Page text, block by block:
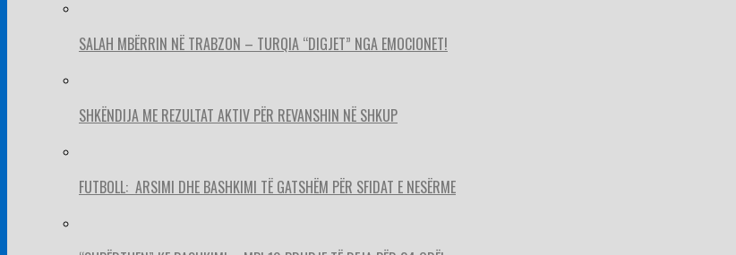
SALAH MBËRRIN NË TRABZON – TURQIA “DIGJET” NGA EMOCIONET!
SHKËNDIJA ME REZULTAT AKTIV PËR REVANSHIN NË SHKUP
FUTBOLL: ARSIMI DHE BASHKIMI TË GATSHËM PËR SFIDAT E NESËRME